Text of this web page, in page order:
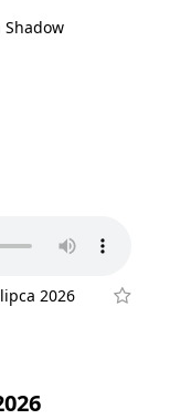
Shadow
2026